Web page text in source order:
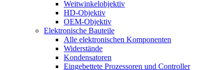
Weitwinkelobjektiv
HD-Objektiv
OEM-Objektiv
Elektronische Bauteile
Alle elektronischen Komponenten
Widerstände
Kondensatoren
Eingebettete Prozessoren und Controller